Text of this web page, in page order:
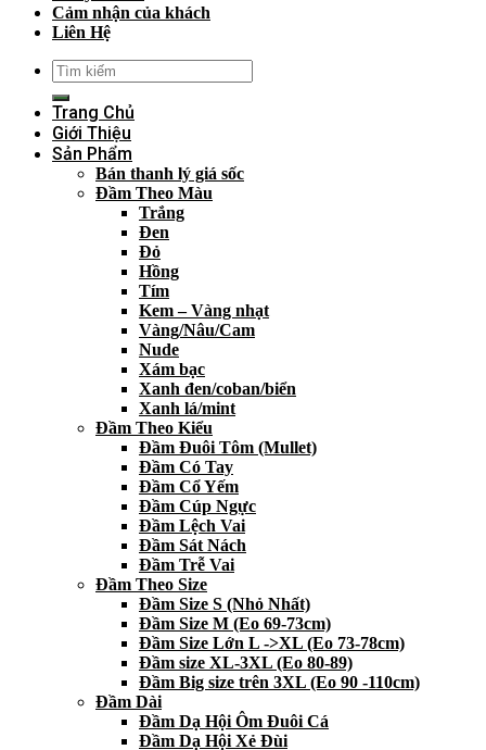
Cảm nhận của khách
Liên Hệ
Trang Chủ
Giới Thiệu
Sản Phẩm
Bán thanh lý giá sốc
Đầm Theo Màu
Trắng
Đen
Đỏ
Hồng
Tím
Kem – Vàng nhạt
Vàng/Nâu/Cam
Nude
Xám bạc
Xanh đen/coban/biển
Xanh lá/mint
Đầm Theo Kiểu
Đầm Đuôi Tôm (Mullet)
Đầm Có Tay
Đầm Cổ Yếm
Đầm Cúp Ngực
Đầm Lệch Vai
Đầm Sát Nách
Đầm Trễ Vai
Đầm Theo Size
Đầm Size S (Nhỏ Nhất)
Đầm Size M (Eo 69-73cm)
Đầm Size Lớn L ->XL (Eo 73-78cm)
Đầm size XL-3XL (Eo 80-89)
Đầm Big size trên 3XL (Eo 90 -110cm)
Đầm Dài
Đầm Dạ Hội Ôm Đuôi Cá
Đầm Dạ Hội Xẻ Đùi